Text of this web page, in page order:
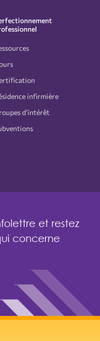
infirmière
d’intérêt
et restez
concerne